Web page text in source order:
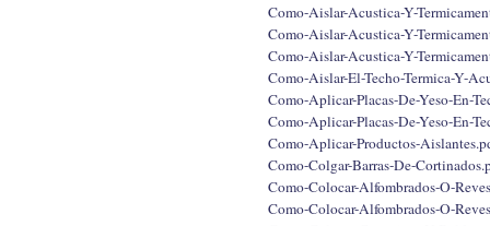
Como-Aislar-Acustica-Y-
Como-Aislar-Acustica-Y-
Como-Aislar-Acustica-Y-
Como-Aislar-El-Techo-Termica-Y-
Como-Aplicar-Placas-De-Yeso-En-
Como-Aplicar-Placas-De-Yeso-En-
Como-Aplicar-Productos-
Como-Colgar-Barras-De-
Como-Colocar-Alfombrados-O-
Como-Colocar-Alfombrados-O-